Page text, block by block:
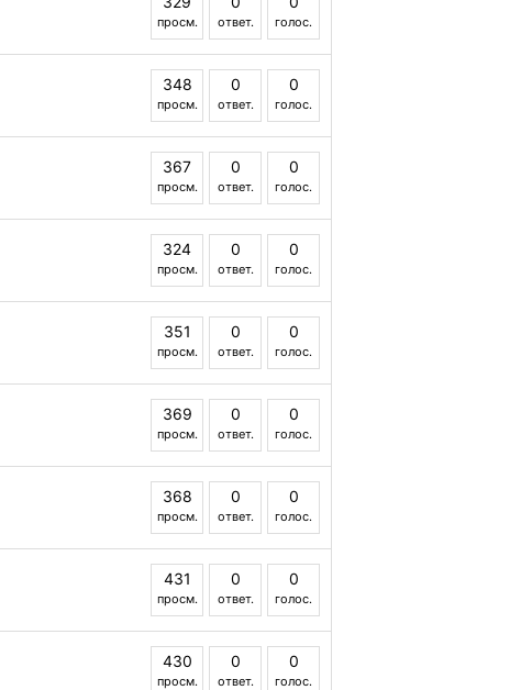
просм. ответ. голос.
348
просм.
0
ответ.
0
голос.
367
просм.
0
ответ.
0
голос.
324
просм.
0
ответ.
0
голос.
351
просм.
0
ответ.
0
голос.
369
просм.
0
ответ.
0
голос.
368
просм.
0
ответ.
0
голос.
431
просм.
0
ответ.
0
голос.
430
просм.
0
ответ.
0
голос.